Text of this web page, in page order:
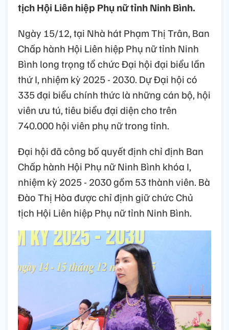
tịch Hội Liên hiệp Phụ nữ tỉnh Ninh Bình.
Ngày 15/12, tại Nhà hát Phạm Thị Trân, Ban
Chấp hành Hội Liên hiệp Phụ nữ tỉnh Ninh
Bình long trọng tổ chức Đại hội đại biểu lần
thứ I, nhiệm kỳ 2025 - 2030. Dự Đại hội có
335 đại biểu chính thức là những cán bộ, hội
viên ưu tú, tiêu biểu đại diện cho trên
740.000 hội viên phụ nữ trong tỉnh.
Đại hội đã công bố quyết định chỉ định Ban
Chấp hành Hội Phụ nữ Ninh Bình khóa I,
nhiệm kỳ 2025 - 2030 gồm 53 thành viên. Bà
Đào Thị Hòa được chỉ định giữ chức Chủ
tịch Hội Liên hiệp Phụ nữ tỉnh Ninh Bình.